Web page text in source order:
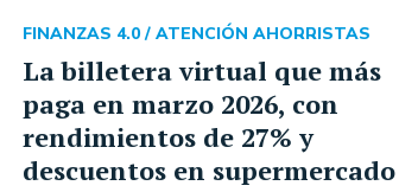
La billetera virtual que más
paga en marzo 2026, con
rendimientos de 27% y
descuentos en supermercado
FINANZAS 4.0 / ATENCIÓN AHORRISTAS